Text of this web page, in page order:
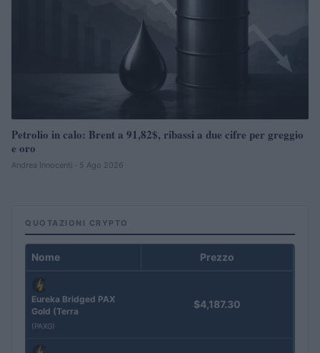
Petrolio in calo: Brent a 91,82$, ribassi a due cifre per greggio
e oro
Andrea Innocenti · 5 Ago 2026
QUOTAZIONI CRYPTO
Nome Prezzo
Eureka Bridged PAX
Gold (Terra
(PAXG)
$4,187.30